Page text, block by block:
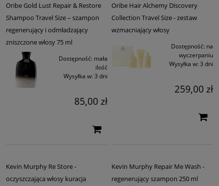
Oribe Gold Lust Repair & Restore
Shampoo Travel Size – szampon
regenerujący i odmładzający
zniszczone włosy 75 ml
Dostępność: mała
ilość
Wysyłka w: 3 dni
85,00 zł
Oribe Hair Alchemy Discovery
Collection Travel Size - zestaw
wzmacniający włosy
Dostępność: na
wyczerpaniu
Wysyłka w: 3 dni
259,00 zł
Kevin Murphy Re Store -
oczyszczająca włosy kuracja
Kevin Murphy Repair Me Wash -
regenerujący szampon 250 ml